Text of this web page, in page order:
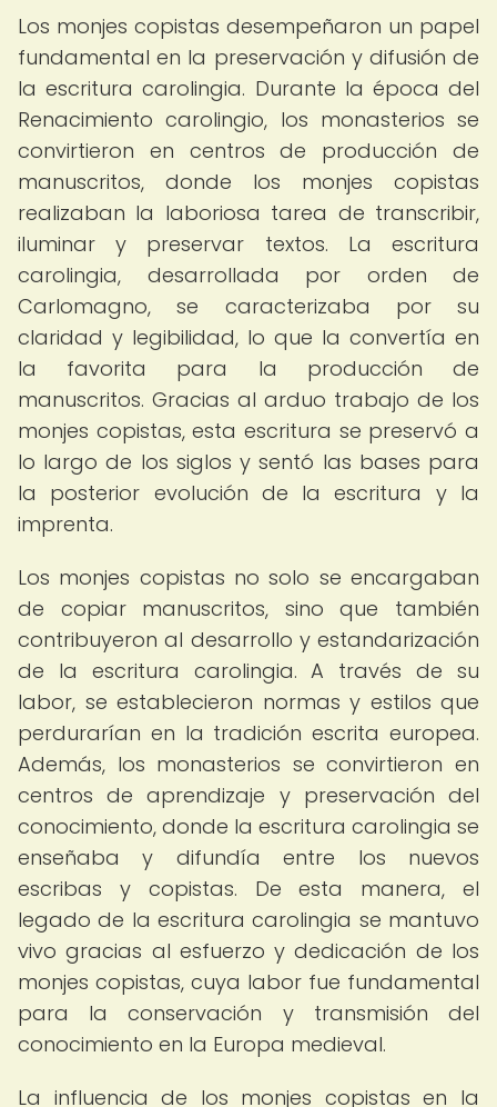
Los monjes copistas desempeñaron un papel
fundamental en la preservación y difusión de
la escritura carolingia. Durante la época del
Renacimiento carolingio, los monasterios se
convirtieron en centros de producción de
manuscritos, donde los monjes copistas
realizaban la laboriosa tarea de transcribir,
iluminar y preservar textos. La escritura
carolingia, desarrollada por orden de
Carlomagno, se caracterizaba por su
claridad y legibilidad, lo que la convertía en
la favorita para la producción de
manuscritos. Gracias al arduo trabajo de los
monjes copistas, esta escritura se preservó a
lo largo de los siglos y sentó las bases para
la posterior evolución de la escritura y la
imprenta.
Los monjes copistas no solo se encargaban
de copiar manuscritos, sino que también
contribuyeron al desarrollo y estandarización
de la escritura carolingia. A través de su
labor, se establecieron normas y estilos que
perdurarían en la tradición escrita europea.
Además, los monasterios se convirtieron en
centros de aprendizaje y preservación del
conocimiento, donde la escritura carolingia se
enseñaba y difundía entre los nuevos
escribas y copistas. De esta manera, el
legado de la escritura carolingia se mantuvo
vivo gracias al esfuerzo y dedicación de los
monjes copistas, cuya labor fue fundamental
para la conservación y transmisión del
conocimiento en la Europa medieval.
La influencia de los monjes copistas en la